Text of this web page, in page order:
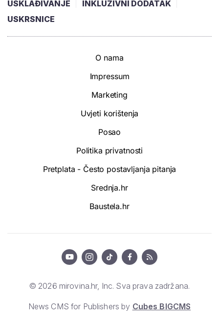
USKLAĐIVANJE
INKLUZIVNI DODATAK
USKRSNICE
O nama
Impressum
Marketing
Uvjeti korištenja
Posao
Politika privatnosti
Pretplata - Često postavljanja pitanja
Srednja.hr
Baustela.hr
© 2026 mirovina.hr, Inc. Sva prava zadržana.
News CMS for Publishers by Cubes BIGCMS